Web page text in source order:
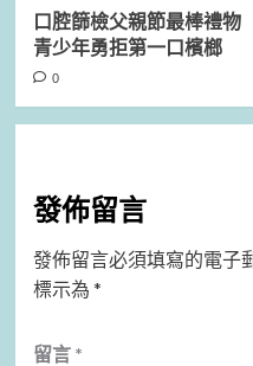
口腔篩檢父親節最棒禮
青少年勇拒第一口檳榔
0
發佈留言
發佈留言必須填寫的電子
標示為 *
留言 *